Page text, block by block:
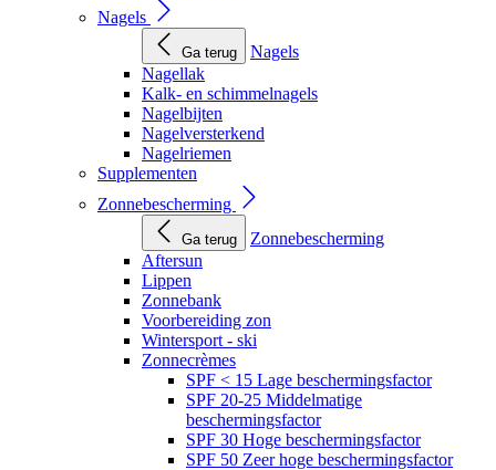
Nagels
Ga terug
Nagels
Nagellak
Kalk- en schimmelnagels
Nagelbijten
Nagelversterkend
Nagelriemen
Supplementen
Zonnebescherming
Ga terug
Zonnebescherming
Aftersun
Lippen
Zonnebank
Voorbereiding zon
Wintersport - ski
Zonnecrèmes
SPF < 15 Lage beschermingsfactor
SPF 20-25 Middelmatige
beschermingsfactor
SPF 30 Hoge beschermingsfactor
SPF 50 Zeer hoge beschermingsfactor